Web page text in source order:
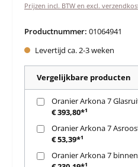
Prijzen incl. BTW en excl.
Productnummer: 01064941
Levertijd ca. 2-3 weken
Vergelijkbare producten
Oranier Arkona 7
€ 393,80*¹
Oranier Arkona 7
€ 53,39*¹
Oranier Arkona 7